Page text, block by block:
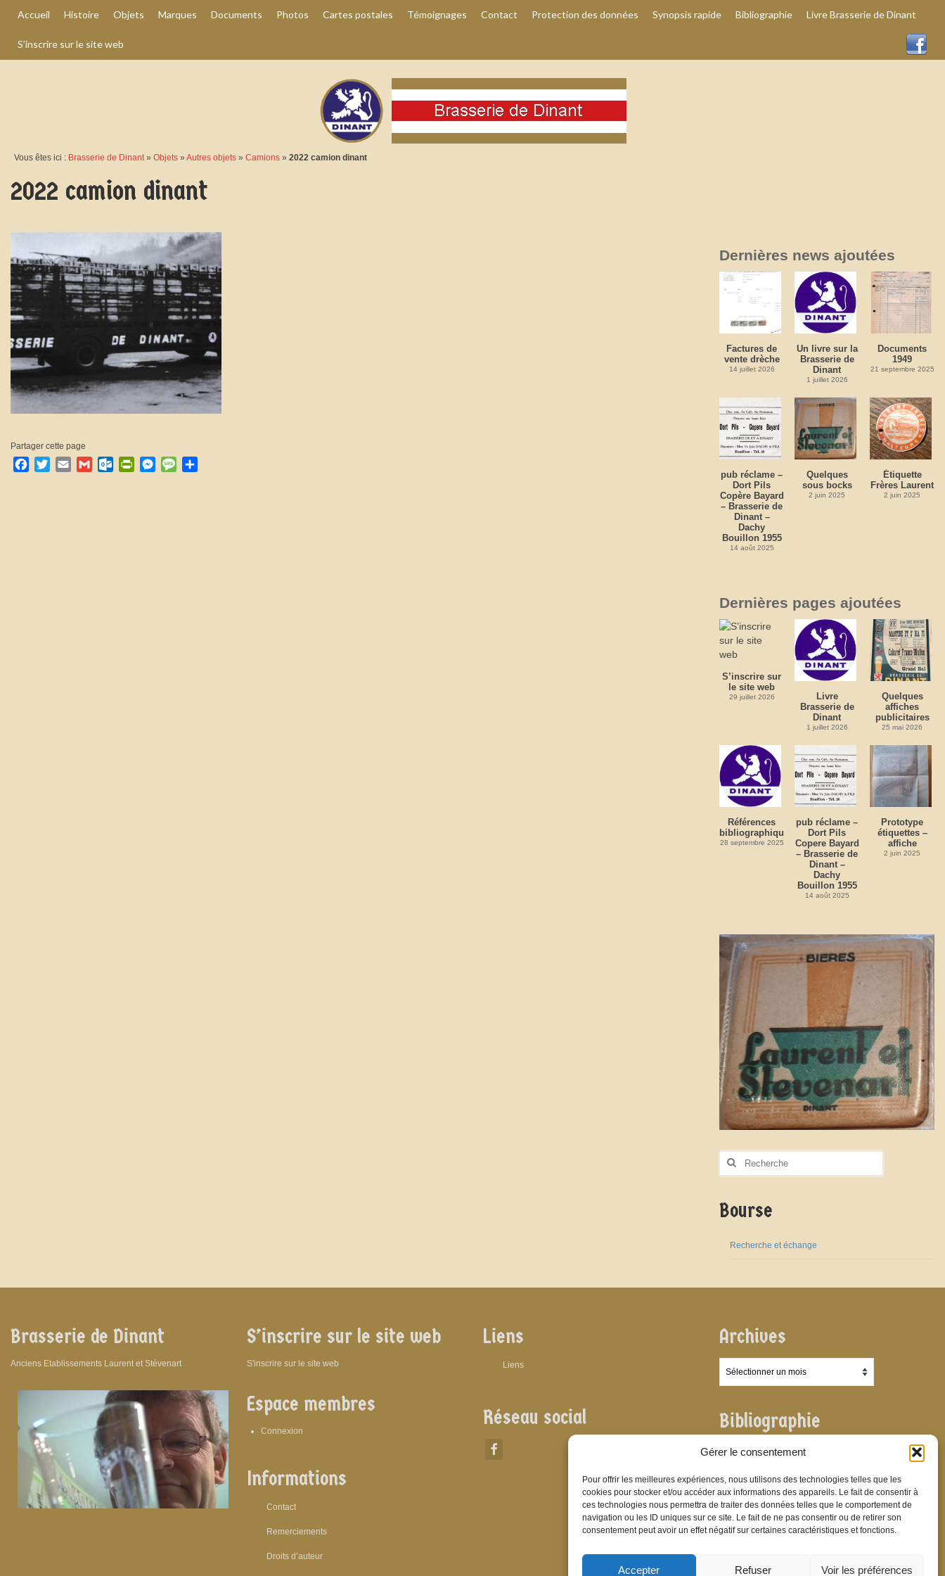
Gérer le consentement
Pour offrir les meilleures expériences, nous utilisons des technologies telles que les
cookies pour stocker et/ou accéder aux informations des appareils. Le fait de consentir à
ces technologies nous permettra de traiter des données telles que le comportement de
navigation ou les ID uniques sur ce site. Le fait de ne pas consentir ou de retirer son
consentement peut avoir un effet négatif sur certaines caractéristiques et fonctions.
Accepter Refuser Voir les préférences
Accueil Histoire Objets Marques Documents Photos Cartes postales Témoignages Contact Protection des données Synopsis rapide Bibliographie Livre Brasserie de Dinant
S’inscrire sur le site web
Vous êtes ici : Brasserie de Dinant» Objets » Autres objets » Camions » 2022 camion dinant
2022 camion dinant
Partager cette page
Facebook
TwitterEmail GmailOutlook.com
PrintFriendly
Messenger
Message
Dernières news ajoutées
Factures de
vente drèche
14 juillet 2026
Un livre sur la
Brasserie de
Dinant
1 juillet 2026
Documents
1949
21 septembre 2025
pub réclame –
Dort Pils
Copère Bayard
– Brasserie de
Dinant –
Dachy
Bouillon 1955
14 août 2025
Quelques
sous bocks
2 juin 2025
Étiquette
Frères Laurent
2 juin 2025
Dernières pages ajoutées
S’inscrire sur
le site web
29 juillet 2026
Livre
Brasserie de
Dinant
1 juillet 2026
Quelques
affiches
publicitaires
25 mai 2026
Références
bibliographiques
28 septembre 2025
pub réclame –
Dort Pils
Copere Bayard
– Brasserie de
Dinant –
Dachy
Bouillon 1955
14 août 2025
Prototype
étiquettes –
affiche
2 juin 2025
Rechercher
Bourse
Recherche et échange
Brasserie de Dinant
Anciens Etablissements Laurent et Stévenart
S’inscrire sur le site web
S'inscrire sur le site web
Espace membres
Connexion
Informations
Contact
Remerciements
Droits d’auteur
Liens
Liens
Réseau social
Archives
Bibliographie
Bibliographie